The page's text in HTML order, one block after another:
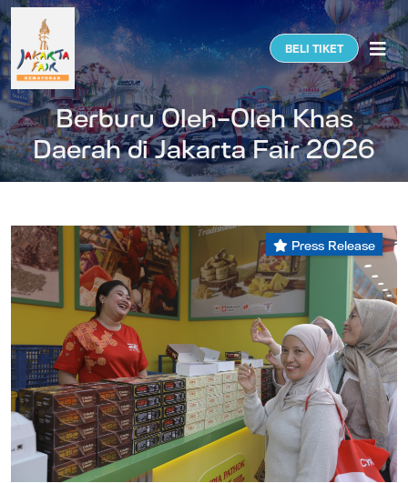
BELI TIKET
Berburu Oleh-Oleh Khas
Daerah di Jakarta Fair 2026
Press Release